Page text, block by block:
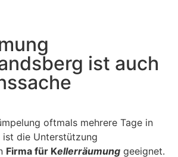
ist auch
oftmals mehrere Tage in
ist die Unterstützung
Firma für Kellerräumung geeignet.